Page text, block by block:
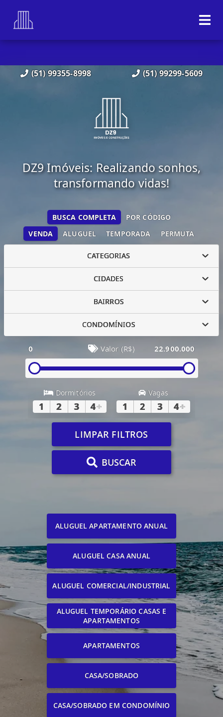
(51) 99355-8998 (51) 99299-5609
DZ9 Imóveis: Realizando sonhos,
transformando vidas!
VENDA ALUGUEL TEMPORADA PERMUTA
BUSCA COMPLETA POR CÓDIGO
CATEGORIAS
CIDADES
BAIRROS
CONDOMÍNIOS
0 Valor (R$) 22.900.000
Dormitórios
1 2 3 4+
Vagas
1 2 3 4+
LIMPAR FILTROS
BUSCAR
ALUGUEL APARTAMENTO ANUAL
ALUGUEL CASA ANUAL
ALUGUEL COMERCIAL/INDUSTRIAL
ALUGUEL TEMPORÁRIO CASAS E
APARTAMENTOS
APARTAMENTOS
CASA/SOBRADO
CASA/SOBRADO EM CONDOMÍNIO